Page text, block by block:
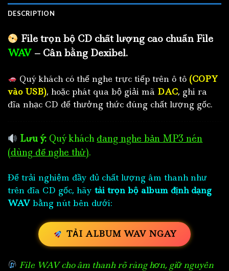
DESCRIPTION
File trọn bộ CD chất lượng cao chuẩn File
WAV – Cân bằng Dexibel.
Quý khách có thể nghe trực tiếp trên ô tô (COPY
vào USB), hoặc phát qua bộ giải mã DAC, ghi ra
đĩa nhạc CD để thưởng thức đúng chất lượng gốc.
Lưu ý: Quý khách đang nghe bản MP3 nén
(dùng để nghe thử).
Để trải nghiệm đầy đủ chất lượng âm thanh như
trên đĩa CD gốc, hãy tải trọn bộ album định dạng
WAV bằng nút bên dưới:
TẢI ALBUM WAV NGAY
File WAV cho âm thanh rõ ràng hơn, giữ nguyên